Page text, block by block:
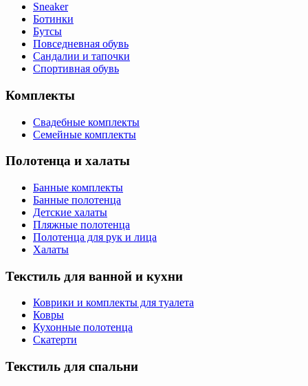
Sneaker
Ботинки
Бутсы
Повседневная обувь
Сандалии и тапочки
Спортивная обувь
Комплекты
Свадебные комплекты
Семейные комплекты
Полотенца и халаты
Банные комплекты
Банные полотенца
Детские халаты
Пляжные полотенца
Полотенца для рук и лица
Халаты
Текстиль для ванной и кухни
Коврики и комплекты для туалета
Ковры
Кухонные полотенца
Скатерти
Текстиль для спальни